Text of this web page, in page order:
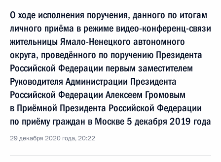
О ходе исполнения поручения, данного по итогам
личного приёма в режиме видео-конференц-связи
жительницы Ямало-Ненецкого автономного
округа, проведённого по поручению Президента
Российской Федерации первым заместителем
Руководителя Администрации Президента
Российской Федерации Алексеем Громовым
в Приёмной Президента Российской Федерации
по приёму граждан в Москве 5 декабря 2019 года
29 декабря 2020 года, 20:22